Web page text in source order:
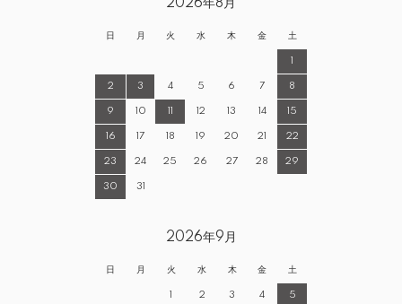
2026年8月
日 月 火 水 木 金 土
1
2 3 4 5 6 7 8
9 10 11 12 13 14 15
16 17 18 19 20 21 22
23 24 25 26 27 28 29
30 31
2026年9月
日 月 火 水 木 金 土
1 2 3 4 5